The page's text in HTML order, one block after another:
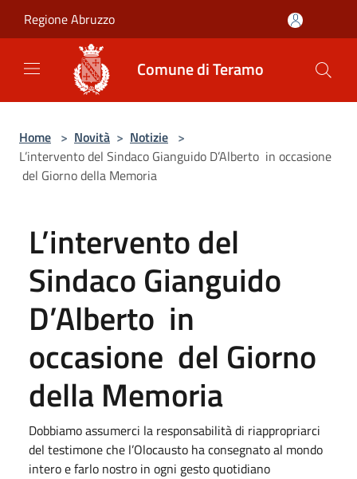
Regione Abruzzo
Comune di Teramo
Home > Novità > Notizie >
L’intervento del Sindaco Gianguido D’Alberto in occasione
del Giorno della Memoria
L’intervento del
Sindaco Gianguido
D’Alberto in
occasione del Giorno
della Memoria
Dobbiamo assumerci la responsabilità di riappropriarci
del testimone che l’Olocausto ha consegnato al mondo
intero e farlo nostro in ogni gesto quotidiano